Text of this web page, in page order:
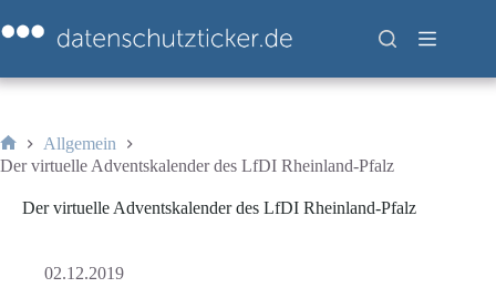
Inhalt
springen
Start
Allgemein
Der virtuelle Adventskalender des LfDI Rheinland-Pfalz
Der virtuelle Adventskalender des LfDI Rheinland-Pfalz
02.12.2019